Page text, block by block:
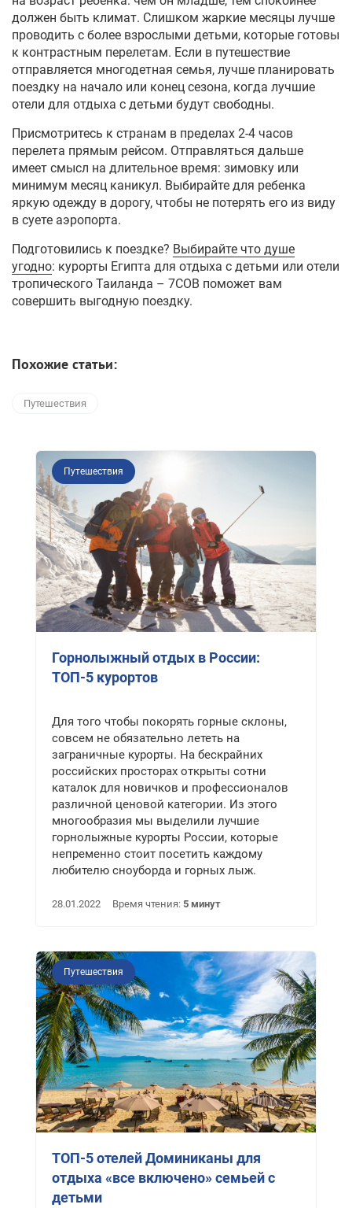
должен быть климат. Слишком жаркие месяцы лучше
проводить с более взрослыми детьми, которые готовы
к контрастным перелетам. Если в путешествие
отправляется многодетная семья, лучше планировать
поездку на начало или конец сезона, когда лучшие
отели для отдыха с детьми будут свободны.
Присмотритесь к странам в пределах 2-4 часов
перелета прямым рейсом. Отправляться дальше
имеет смысл на длительное время: зимовку или
минимум месяц каникул. Выбирайте для ребенка
яркую одежду в дорогу, чтобы не потерять его из виду
в суете аэропорта.
Подготовились к поездке? Выбирайте что душе
угодно: курорты Египта для отдыха с детьми или отели
тропического Таиланда – 7СОВ поможет вам
совершить выгодную поездку.
Похожие статьи:
Путешествия
Путешествия
Горнолыжный отдых в России:
ТОП-5 курортов
Для того чтобы покорять горные склоны,
совсем не обязательно лететь на
заграничные курорты. На бескрайних
российских просторах открыты сотни
каталок для новичков и профессионалов
различной ценовой категории. Из этого
многообразия мы выделили лучшие
горнолыжные курорты России, которые
непременно стоит посетить каждому
любителю сноуборда и горных лыж.
28.01.2022 Время чтения: 5 минут
Путешествия
ТОП-5 отелей Доминиканы для
отдыха «все включено» семьей с
детьми